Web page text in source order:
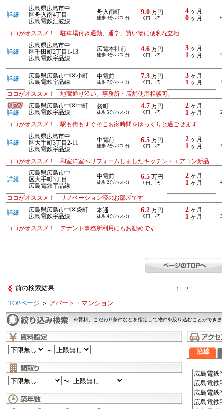
詳細
広島県広島市中
区舟入南4丁目
広島電鉄江波線
舟入南町
徒歩 4分/バス-分
9.0万円
0円、-円
4 ヶ月
0 ヶ月
ココがオススメ！ 駐車場付き通勤、通学、買い物に便利な立地
詳細
広島県広島市中
区千田町2丁目1-13
広島電鉄宇品線
広電本社前
徒歩 3分/バス-分
4.6万円
0円、-円
3 ヶ月
1 ヶ月
詳細
広島県広島市中区小町
広島電鉄宇品線
中電前
徒歩 7分/バス-分
7.3万円
0円、-円
3 ヶ月
1 ヶ月
ココがオススメ！ 地蔵通り沿い。事務所・店舗使用相談可。
詳細
広島県広島市中区中町
広島電鉄宇品線
袋町
徒歩 5分/バス-分
4.7万円
0円、-円
2 ヶ月
1 ヶ月
ココがオススメ！ 駅も街もすぐそこお家時間をゆっくりと過ごせます
詳細
広島県広島市中
区大手町3丁目2-11
広島電鉄宇品線
中電前
徒歩 2分/バス-分
6.5万円
0円、-円
2 ヶ月
1 ヶ月
ココがオススメ！ 和室洋室へリフォームしましたキッチン・エアコン新品
詳細
広島県広島市中
区大手町3丁目
広島電鉄宇品線
中電前
徒歩 2分/バス-分
6.5万円
0円、-円
2 ヶ月
1 ヶ月
ココがオススメ！ リノベーション済のお部屋です
詳細
広島県広島市中区袋町
広島電鉄宇品線
本通
徒歩 4分/バス-分
6.2万円
0円、-円
2 ヶ月
1 ヶ月
ココがオススメ！ テナント事務所利用にもお勧めです
前の検索結果 1 2
TOPページ ＞ アパート・マンション
※賃料、こだわり条件などを指定して物件を絞り込むことができ
～
〜
沿線